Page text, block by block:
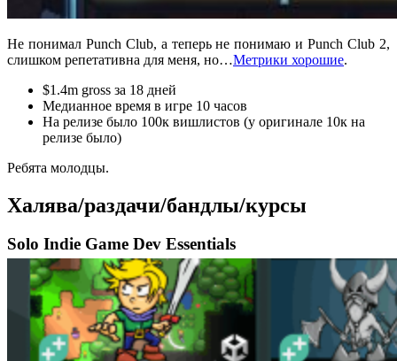
Не понимал Punch Club, а теперь не понимаю и Punch Club 2,
слишком репетативна для меня, но…Метрики хорошие.
$1.4m gross за 18 дней
Медианное время в игре 10 часов
На релизе было 100к вишлистов (у оригинале 10к на
релизе было)
Ребята молодцы.
Халява/раздачи/бандлы/курсы
Solo Indie Game Dev Essentials